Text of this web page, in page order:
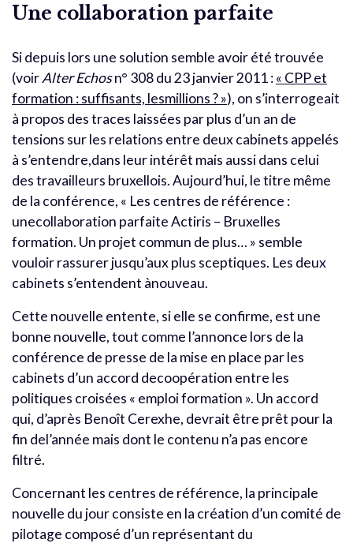
Une collaboration parfaite
Si depuis lors une solution semble avoir été trouvée
(voirAlter Echosn° 308 du 23 janvier 2011 :« CPP et
formation : suffisants, lesmillions ? »), on s’interrogeait
à propos des traces laissées par plus d’un an de
tensions sur les relations entre deux cabinets appelés
à s’entendre,dans leur intérêt mais aussi dans celui
des travailleurs bruxellois. Aujourd’hui, le titre même
de la conférence, « Les centres de référence :
unecollaboration parfaite Actiris – Bruxelles
formation. Un projet commun de plus… » semble
vouloir rassurer jusqu’aux plus sceptiques. Les deux
cabinets s’entendent ànouveau.
Cette nouvelle entente, si elle se confirme, est une
bonne nouvelle, tout comme l’annonce lors de la
conférence de presse de la mise en place par les
cabinets d’un accord decoopération entre les
politiques croisées « emploi formation ». Un accord
qui, d’après Benoît Cerexhe, devrait être prêt pour la
fin del’année mais dont le contenu n’a pas encore
filtré.
Concernant les centres de référence, la principale
nouvelle du jour consiste en la création d’un comité de
pilotage composé d’un représentant du